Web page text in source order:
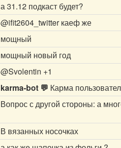
а 31.12 подкаст будет?
@ifit2604_twitterкаеф же
мощный
мощный новый год
@Svolentin +1
karma-bot 💬 Карма
Вопрос с другой стороны: а
В вязанных носочках